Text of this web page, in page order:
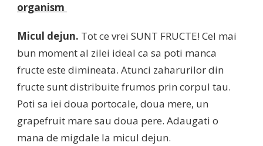
organism
Micul dejun. Tot ce vrei SUNT FRUCTE! Cel mai
bun moment al zilei ideal ca sa poti manca
fructe este dimineata. Atunci zaharurilor din
fructe sunt distribuite frumos prin corpul tau.
Poti sa iei doua portocale, doua mere, un
grapefruit mare sau doua pere. Adaugati o
mana de migdale la micul dejun.